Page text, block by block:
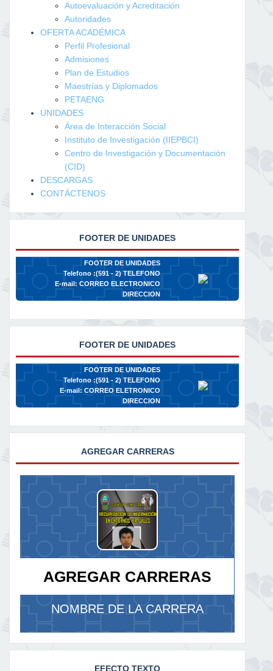
Autoevaluación y Acreditación
Autoridades
OFERTA ACADÉMICA
Perfil Profesional
Admisiones
Plan de Estudios
Maestrías y Diplomados
PETAENG
UNIDADES
Área de Interacción Social
Instituto de Investigación (IIEPBCI)
Centro de Investigación y Documentación
(CID)
DESCARGAS
CONTÁCTENOS
FOOTER DE UNIDADES
FOOTER DE UNIDADES
Telefono :(591 - 2)TELEFONO
E-mail: CORREO ELECTRONICO
DIRECCION
FOOTER DE UNIDADES
FOOTER DE UNIDADES
Telefono :(591 - 2)TELEFONO
E-mail:CORREO ELETRONICO
DIRECCION
AGREGAR CARRERAS
AGREGAR CARRERAS
NOMBRE DE LA CARRERA
EFECTO TEXTO